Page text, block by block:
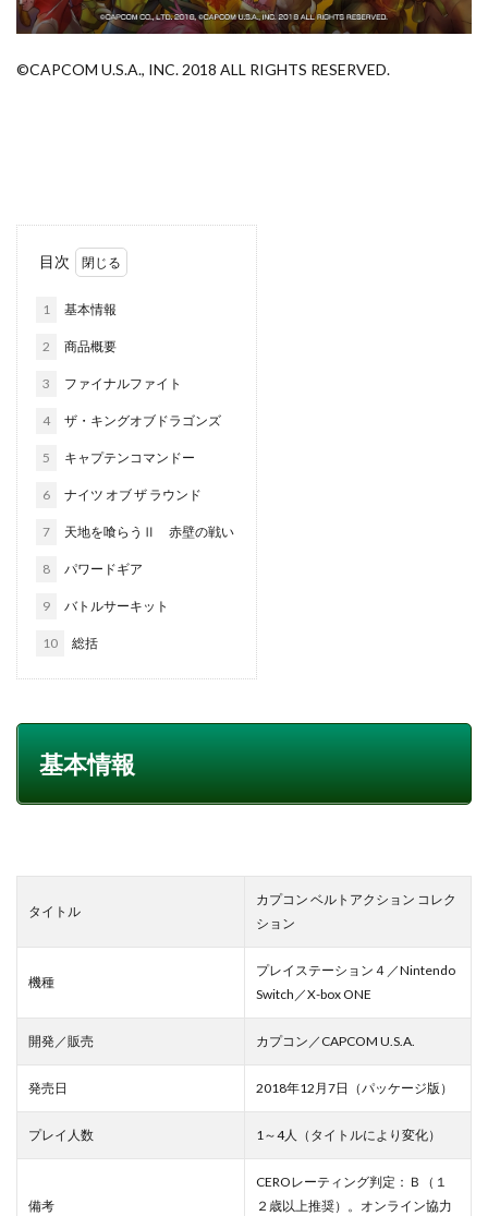
©CAPCOM U.S.A., INC. 2018 ALL RIGHTS RESERVED.
目次
1 基本情報
2 商品概要
3 ファイナルファイト
4 ザ・キングオブドラゴンズ
5 キャプテンコマンドー
6 ナイツ オブ ザ ラウンド
7 天地を喰らうⅡ 赤壁の戦い
8 パワードギア
9 バトルサーキット
10 総括
基本情報
タイトル
カプコン ベルトアクション コレク
ション
機種
プレイステーション４／Nintendo
Switch／X-box ONE
開発／販売 カプコン／CAPCOM U.S.A.
発売日 2018年12月7日（パッケージ版）
プレイ人数 1～4人（タイトルにより変化）
備考
CEROレーティング判定：Ｂ（１
２歳以上推奨）。オンライン協力